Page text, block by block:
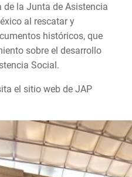
la Junta de Asistencia
al rescatar y
históricos, que
sobre el desarrollo
Social.
el sitio web de JAP